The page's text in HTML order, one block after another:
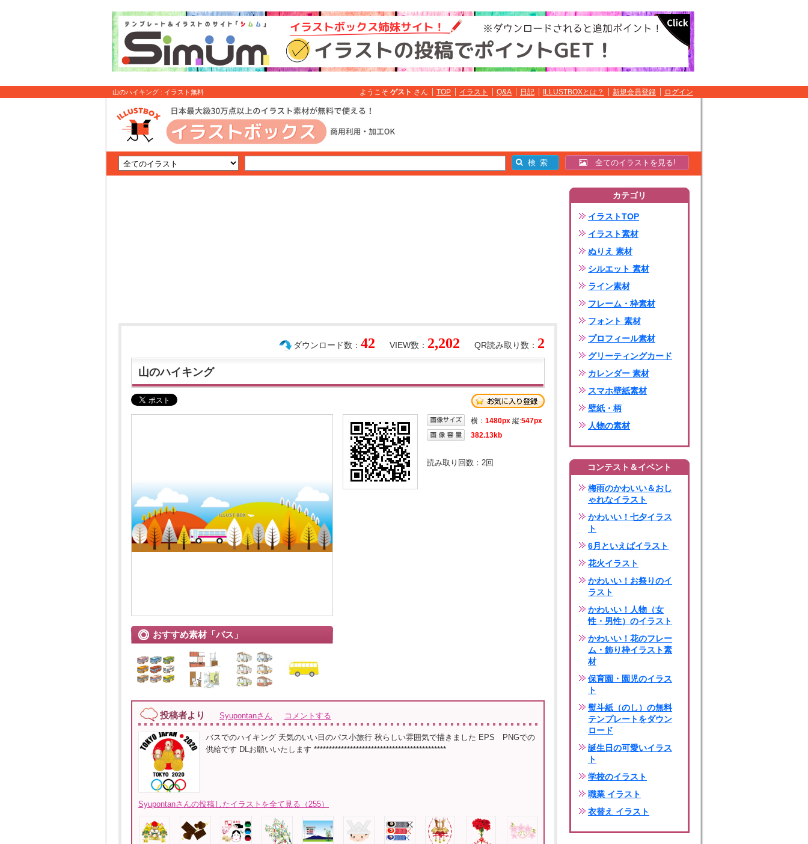
山のハイキング : イラスト無料 ようこそ ゲスト さん TOP イラスト Q&A 日記 ILLUSTBOXとは？ 新規会員登録 ログイン
全てのイラストを見る!
QR読み取り数： 2
VIEW数： 2,202
ダウンロード数： 42
山のハイキング
おすすめ素材「バス」
横： 1480px 縦:547px
382.13kb
読み取り回数： 2回
投稿者より Syupontanさん コメントする
バスでのハイキング 天気のいい日のパス小旅行 秋らしい雰囲気で描きました EPS PNGでの
供給です DLお願いいたします ********************************************
Syupontanさんの投稿したイラストを全て見る（255）
カテゴリ
イラストTOP
イラスト素材
ぬりえ 素材
シルエット 素材
ライン素材
フレーム・枠素材
フォント 素材
プロフィール素材
グリーティングカード
カレンダー 素材
スマホ壁紙素材
壁紙・柄
人物の素材
コンテスト＆イベント
梅雨のかわいい＆おし
ゃれなイラスト
かわいい！七夕イラス
ト
6月といえばイラスト
花火イラスト
かわいい！お祭りのイ
ラスト
かわいい！人物（女
性・男性）のイラスト
かわいい！花のフレー
ム・飾り枠イラスト素
材
保育園・園児のイラス
ト
熨斗紙（のし）の無料
テンプレートをダウン
ロード
誕生日の可愛いイラス
ト
学校のイラスト
職業 イラスト
衣替え イラスト